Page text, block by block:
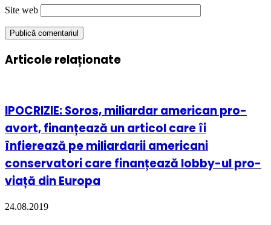
Site web
Articole relaționate
IPOCRIZIE: Soros, miliardar american pro-
avort, finanțează un articol care îi
înfierează pe miliardarii americani
conservatori care finanțează lobby-ul pro-
viață din Europa
24.08.2019